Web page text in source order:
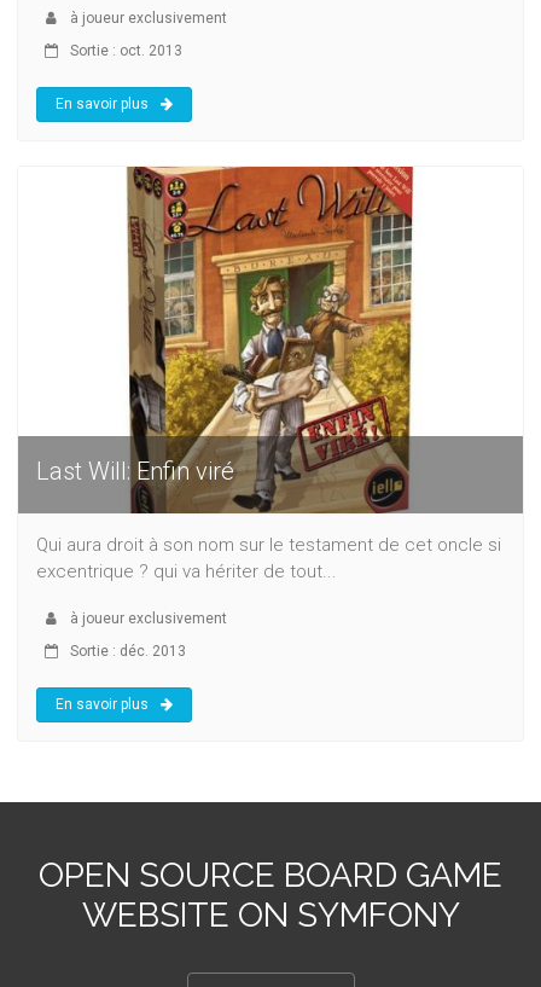
à joueur exclusivement
Sortie : oct. 2013
En savoir plus
Last Will: Enfin viré
Qui aura droit à son nom sur le testament de cet oncle si
excentrique ? qui va hériter de tout...
à joueur exclusivement
Sortie : déc. 2013
En savoir plus
OPEN SOURCE BOARD GAME
WEBSITE ON SYMFONY